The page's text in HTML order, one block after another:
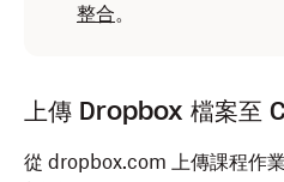
整合。
上傳 Dropbox 檔案至
從 dropbox.com 上傳課程作